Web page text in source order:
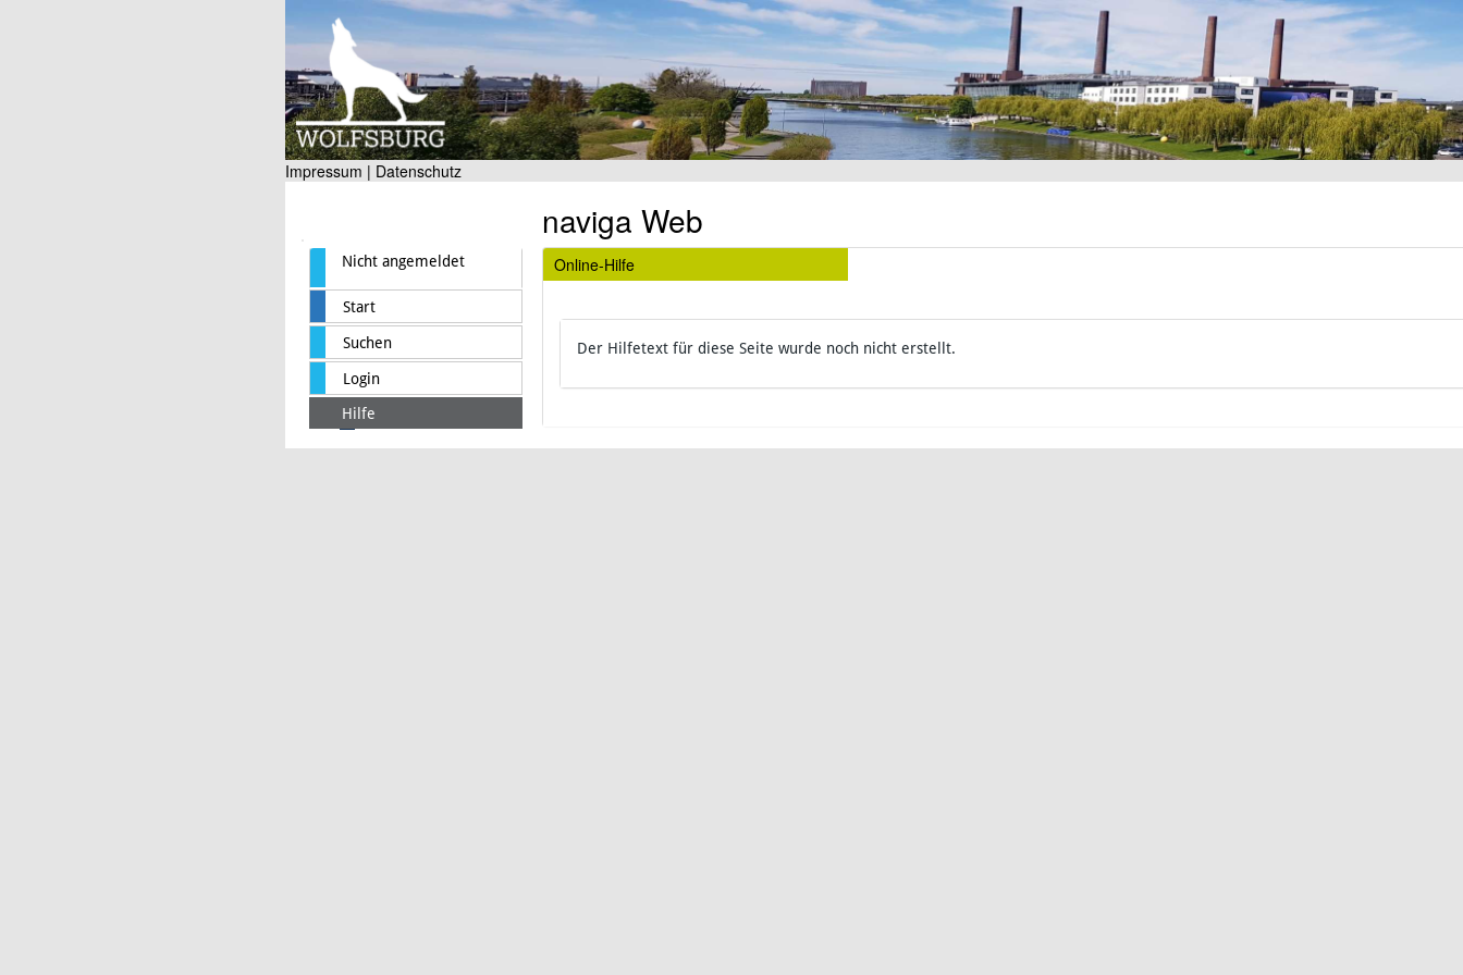
Impressum | Datenschutz
Nicht angemeldet
Start
Suchen
Login
Hilfe
naviga Web
Online-Hilfe
Der Hilfetext für diese Seite wurde noch nicht erstellt.